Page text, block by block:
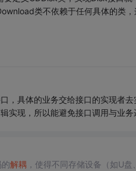
类不依赖于任何具体的类
，具体的业务交给接口的实现者去
实现，所以能避免接口调用与业
解耦，使得不同存储设备（如U